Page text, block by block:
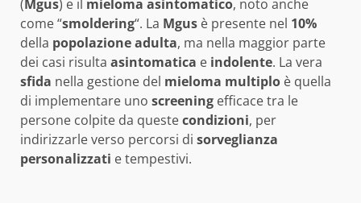
(Mgus) e il mieloma asintomatico, noto anche
come “smoldering“. La Mgus è presente nel 10%
della popolazione adulta, ma nella maggior parte
dei casi risulta asintomatica e indolente. La vera
sfida nella gestione del mieloma multiplo è quella
di implementare uno screening efficace tra le
persone colpite da questecondizioni, per
indirizzarle verso percorsi di sorveglianza
personalizzati e tempestivi.